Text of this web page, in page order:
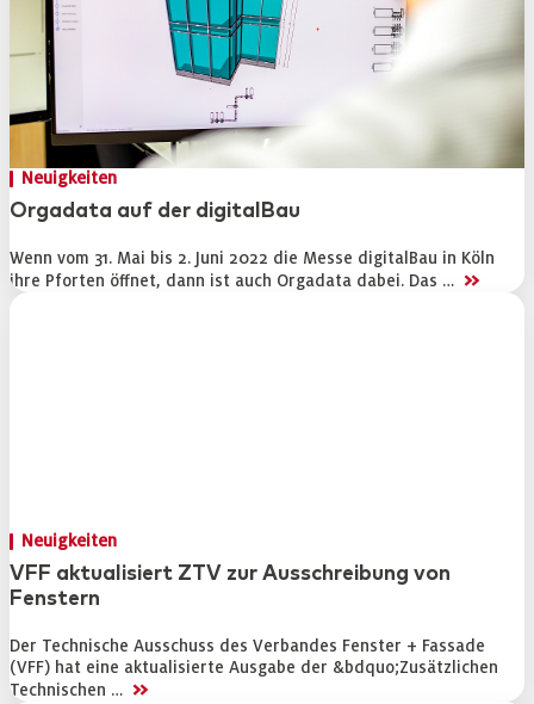
Neuigkeiten
Orgadata auf der digitalBau
Wenn vom 31. Mai bis 2. Juni 2022 die Messe digitalBau in Köln
ihre Pforten öffnet, dann ist auch Orgadata dabei. Das … >>
Neuigkeiten
VFF aktualisiert ZTV zur Ausschreibung von
Fenstern
Der Technische Ausschuss des Verbandes Fenster + Fassade
(VFF) hat eine aktualisierte Ausgabe der &bdquo;Zusätzlichen
Technischen … >>